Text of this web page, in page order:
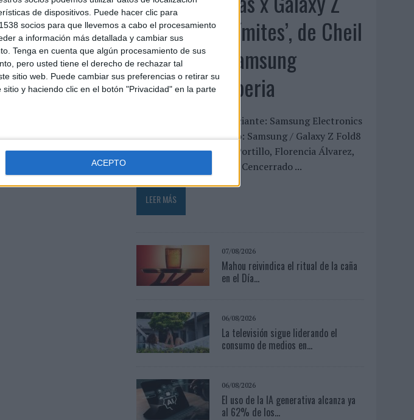
de dispositivos. Puede hacer clic para
socios para que llevemos a cabo el procesamiento
a información más detallada y cambiar sus
Tenga en cuenta que algún procesamiento de sus
pero usted tiene el derecho de rechazar tal
sitio web. Puede cambiar sus preferencias o retirar su
y haciendo clic en el botón "Privacidad" en la parte
ACEPTO
Fold8 – Sin límites’, de Cheil
Spain para Samsung
Electronics Iberia
FICHA TÉCNICA Anunciante: Samsung Electronics
Iberia Marca / Producto: Samsung / Galaxy Z Fold8
Equipo cliente: Xavier Portillo, Florencia Álvarez,
Laura Raimundo, María Cencerrado ...
LEER MÁS
07/08/2026
Mahou reivindica el ritual de la caña
en el Día...
06/08/2026
La televisión sigue liderando el
consumo de medios en...
06/08/2026
El uso de la IA generativa alcanza ya
al 62% de los...